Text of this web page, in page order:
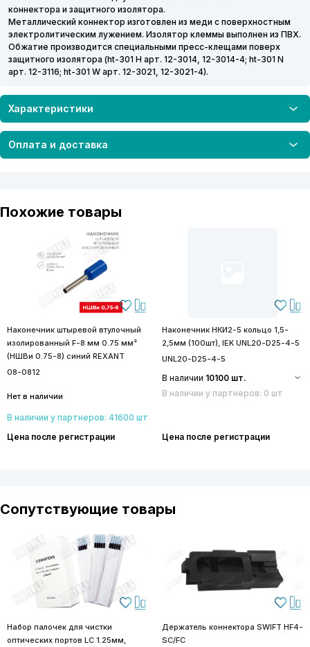
коннектора и защитного изолятора.
Металлический коннектор изготовлен из меди с поверхностным
электролитическим лужением. Изолятор клеммы выполнен из ПВХ.
Обжатие производится специальными пресс-клещами поверх
защитного изолятора (ht-301 H арт. 12-3014, 12-3014-4; ht-301 N
арт. 12-3116; ht-301 W арт. 12-3021, 12-3021-4).
Характеристики
Оплата и доставка
Похожие товары
Наконечник штыревой втулочный
изолированный F-8 мм 0.75 мм²
(НШВи 0.75-8) синий REXANT
08-0812
Нет в наличии
В наличии у партнеров: 41600 шт
Цена после регистрации
Наконечник НКИ2-5 кольцо 1,5-
2,5мм (100шт), IEK UNL20-D25-4-5
UNL20-D25-4-5
В наличии 10100 шт.
В наличии у партнеров: 0 шт
Цена после регистрации
Сопутствующие товары
Набор палочек для чистки
оптических портов LC 1.25мм,
Держатель коннектора SWIFT HF4-
SC/FC